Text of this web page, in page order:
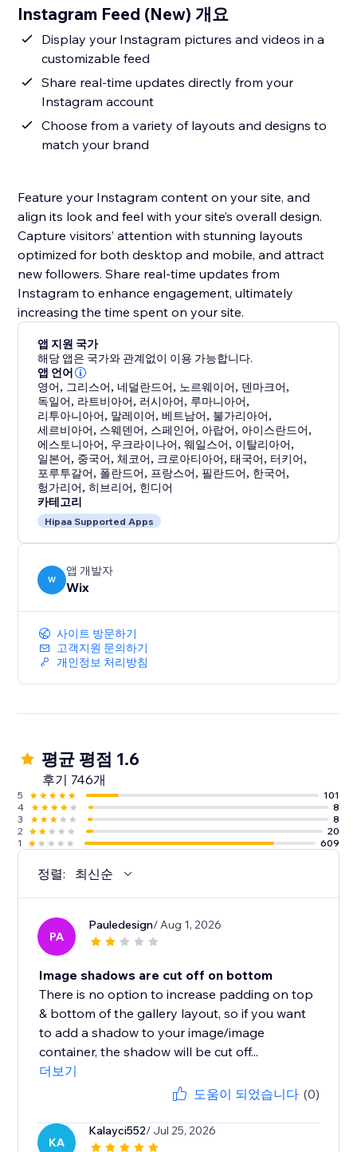
Instagram Feed (New) 개요
Display your Instagram pictures and videos in a
customizable feed
Share real-time updates directly from your
Instagram account
Choose from a variety of layouts and designs to
match your brand
Feature your Instagram content on your site, and
align its look and feel with your site’s overall design.
Capture visitors’ attention with stunning layouts
optimized for both desktop and mobile, and attract
new followers. Share real-time updates from
Instagram to enhance engagement, ultimately
increasing the time spent on your site.
앱 지원 국가
해당 앱은 국가와 관계없이 이용 가능합니다.
앱 언어
영어, 그리스어, 네덜란드어, 노르웨이어, 덴마크어,
독일어, 라트비아어, 러시아어, 루마니아어,
리투아니아어, 말레이어,베트남어, 불가리아어,
세르비아어, 스웨덴어, 스페인어, 아랍어, 아이스란드어,
에스토니아어, 우크라이나어,웨일스어, 이탈리아어,
일본어, 중국어, 체코어, 크로아티아어,태국어, 터키어,
포루투갈어, 폴란드어, 프랑스어, 필란드어, 한국어,
헝가리어,히브리어, 힌디어
카테고리
Hipaa Supported Apps
W
앱 개발자
Wix
사이트 방문하기
고객지원 문의하기
개인정보 처리방침
평균 평점 1.6
후기 746개
5
101
4
8
3
8
2
20
1
609
정렬: 최신순
PA
Pauledesign/ Aug 1, 2026
Image shadows are cut off on bottom
There is no option to increase padding on top
& bottom of the gallery layout, so if you want
to add a shadow to your image/image
container, the shadow will be cut off...
더보기
도움이 되었습니다 (0)
KA
Kalayci552/ Jul 25, 2026